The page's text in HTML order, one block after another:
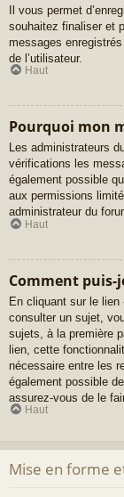
Il vous permet
souhaitez finaliser et
messages
de l’utilisateur.
Haut
Pourquoi mon
Les administrateurs
vérifications les
également possible
aux permissions
administrateur du
Haut
Comment puis-
En cliquant sur le
consulter un sujet,
sujets, à la première
lien, cette
nécessaire entre les
également possible
assurez-vous de le
Haut
Mise en forme